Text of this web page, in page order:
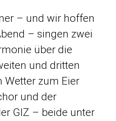
– und wir hoffen
– singen zwei
über die
und dritten
Wetter zum Eier
und der
GIZ – beide unter